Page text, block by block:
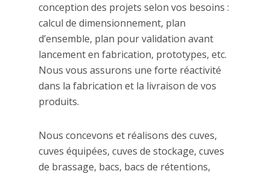
conception des projets selon vos besoins :
calcul de dimensionnement, plan
d’ensemble, plan pour validation avant
lancement en fabrication, prototypes, etc.
Nous vous assurons une forte réactivité
dans la fabrication et la livraison de vos
produits.
Nous concevons et réalisons des cuves,
cuves équipées, cuves de stockage, cuves
de brassage, bacs, bacs de rétentions,